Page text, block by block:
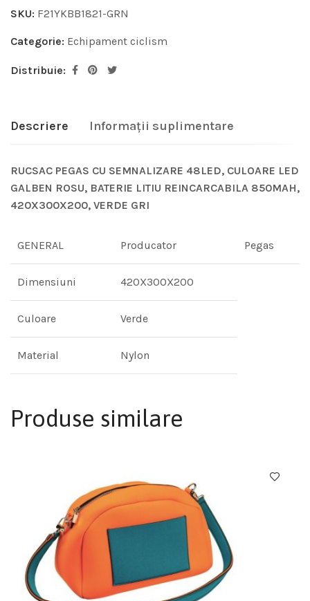
SKU: F21YKBB1821-GRN
Categorie: Echipament ciclism
Distribuie:
Descriere Informații suplimentare
RUCSAC PEGAS CU SEMNALIZARE 48LED, CULOARE LED
GALBEN ROSU, BATERIE LITIU REINCARCABILA 850MAH,
420X300X200, VERDE GRI
GENERAL Producator Pegas
Dimensiuni 420X300X200
Culoare Verde
Material Nylon
Produse similare